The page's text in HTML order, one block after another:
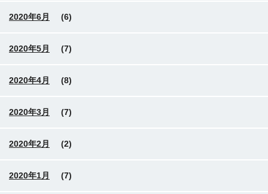
2020年6月 (6)
2020年5月 (7)
2020年4月 (8)
2020年3月 (7)
2020年2月 (2)
2020年1月 (7)